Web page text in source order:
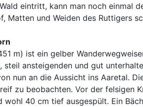
eintritt, kann man noch einmal
Matten und Weiden des Ruttigers
m) ist ein gelber
ansteigenden und gut
nun an die Aussicht ins Aaretal.
zu beobachten. Vor der felsigen
wohl 40 cm tief ausgespült. Ein